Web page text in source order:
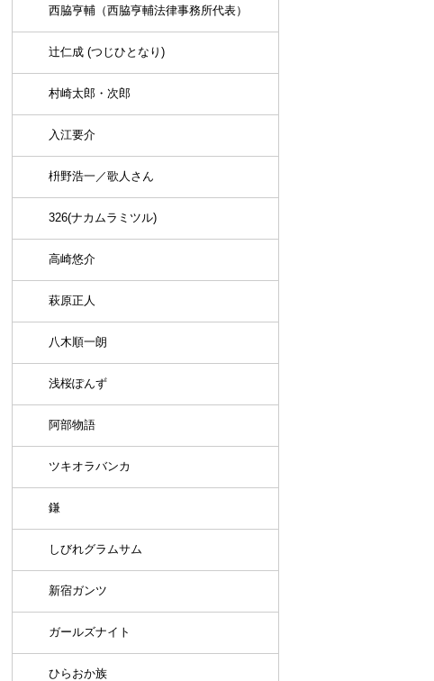
西脇亨輔（西脇亨輔法律事務所代表）
辻仁成 (つじひとなり)
村崎太郎・次郎
入江要介
枡野浩一／歌人さん
326(ナカムラミツル)
高崎悠介
萩原正人
八木順一朗
浅桜ぽんず
阿部物語
ツキオラバンカ
鎌
しびれグラムサム
新宿ガンツ
ガールズナイト
ひらおか族